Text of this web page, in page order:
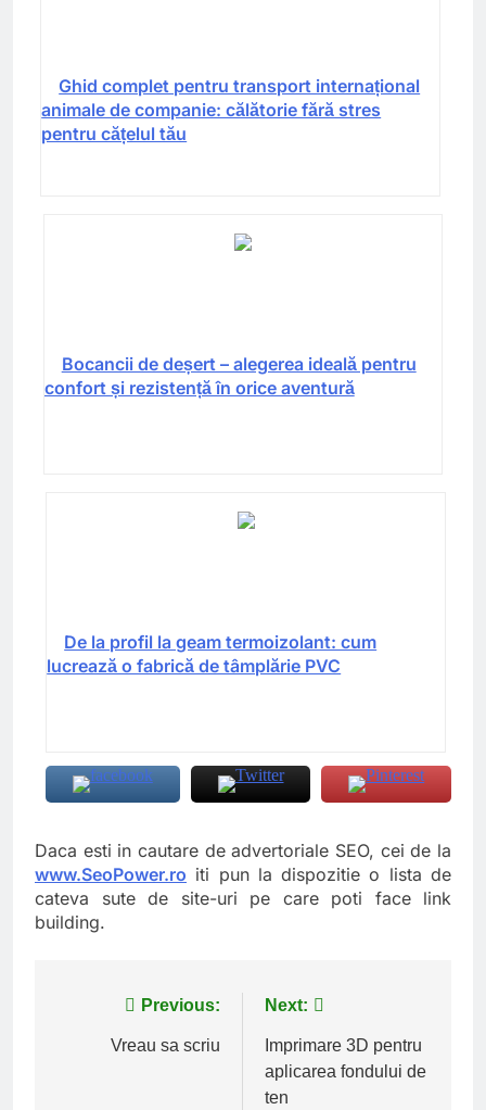
Ghid complet pentru transport internațional
animale de companie: călătorie fără stres
pentru cățelul tău
Bocancii de deșert – alegerea ideală pentru
confort și rezistență în orice aventură
De la profil la geam termoizolant: cum
lucrează o fabrică de tâmplărie PVC
Daca esti in cautare de advertoriale SEO, cei de la
www.SeoPower.ro iti pun la dispozitie o lista de
cateva sute de site-uri pe care poti face link
building.
NavigarePrevious:
Vreau sa scriu
Next:
Imprimare 3D pentru
aplicarea fondului de
ten